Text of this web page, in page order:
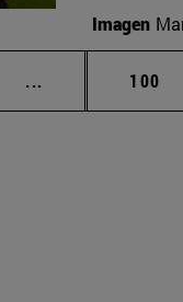
Imagen
... Páginas Página
100